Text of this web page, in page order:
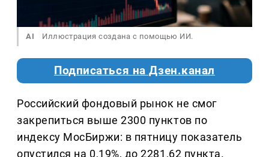
AI Иллюстрация создана с помощью ИИ.
Подписаться на Дзен.канал
Российский фондовый рынок не смог
закрепиться выше 2300 пунктов по
индексу МосБиржи: в пятницу показатель
опустился на 0,19%, до 2281,62 пункта.